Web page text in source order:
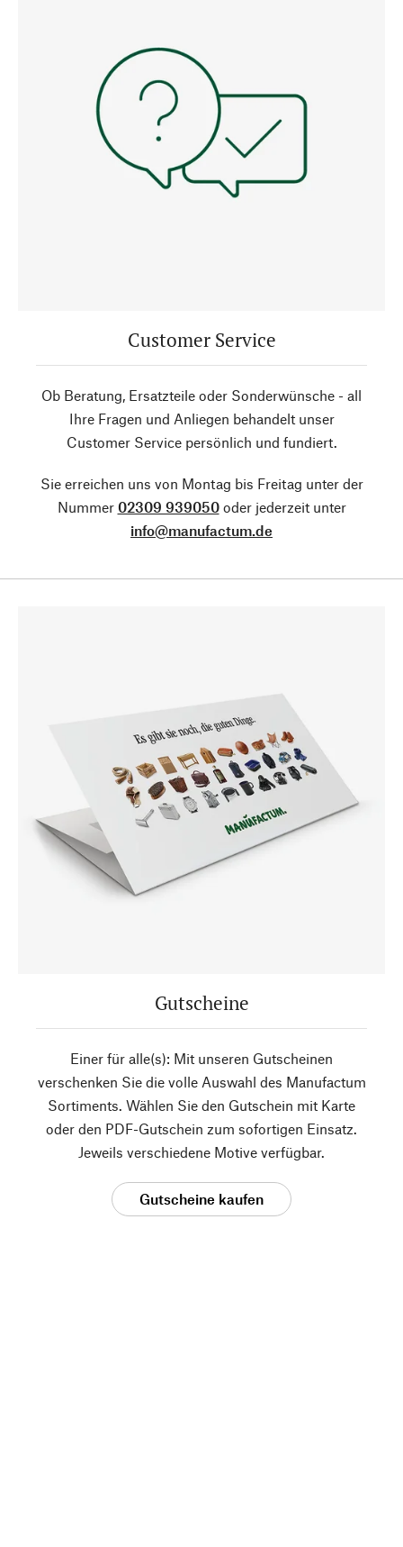
Customer Service
Ob Beratung, Ersatzteile oder Sonderwünsche - all
Ihre Fragen und Anliegen behandelt unser
Customer Service persönlich und fundiert.
Sie erreichen uns von Montag bis Freitag unter der
Nummer 02309 939050oder jederzeit unter
info@manufactum.de
Gutscheine
Einer für alle(s): Mit unseren Gutscheinen
verschenken Sie die volle Auswahl des Manufactum
Sortiments. Wählen Sie den Gutschein mit Karte
oder den PDF-Gutschein zum sofortigen Einsatz.
Jeweils verschiedene Motive verfügbar.
Gutscheine kaufen